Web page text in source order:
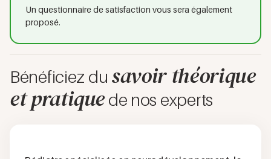
Un questionnaire de satisfaction vous sera également
proposé.
Bénéficiez du savoir théorique
et pratiquede nos experts